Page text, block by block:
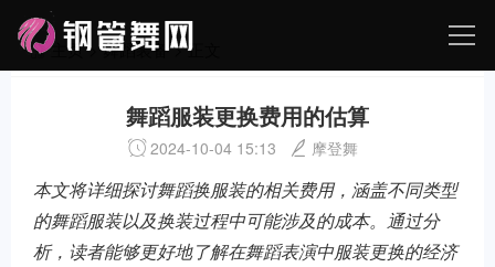
主页>舞蹈装备> 正文
舞蹈服装更换费用的估算
2024-10-04 15:13 摩登舞
本文将详细探讨舞蹈换服装的相关费用，涵盖不同类型
的舞蹈服装以及换装过程中可能涉及的成本。通过分
析，读者能够更好地了解在舞蹈表演中服装更换的经济